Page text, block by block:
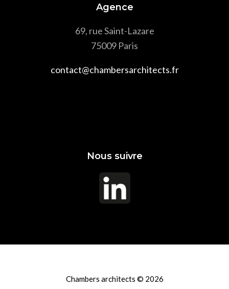
Agence
69, rue Saint-Lazare
75009 Paris
contact@chambersarchitects.fr
Nous suivre
Chambers architects © 2026